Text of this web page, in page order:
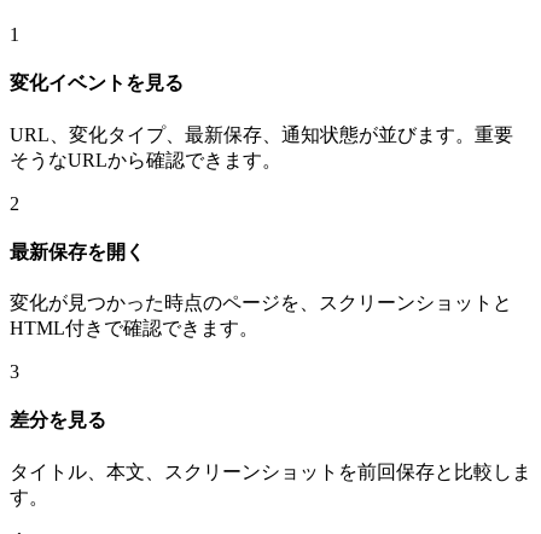
1
変化イベントを見る
URL、変化タイプ、最新保存、通知状態が並びます。重要
そうなURLから確認できます。
2
最新保存を開く
変化が見つかった時点のページを、スクリーンショットと
HTML付きで確認できます。
3
差分を見る
タイトル、本文、スクリーンショットを前回保存と比較しま
す。